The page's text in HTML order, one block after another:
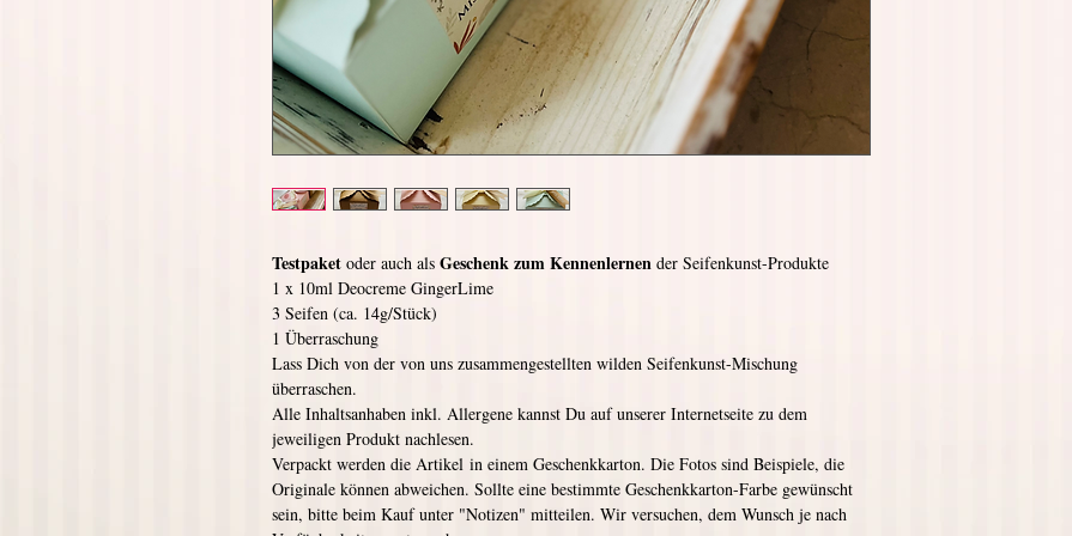
Testpaket oder auch als Geschenk zum Kennenlernen der Seifenkunst-Produkte
1 x 10ml Deocreme GingerLime
3 Seifen (ca. 14g/Stück)
1 Überraschung
Lass Dich von der von uns zusammengestellten wilden Seifenkunst-Mischung
überraschen.
Alle Inhaltsanhaben inkl. Allergene kannst Du auf unserer Internetseite zu dem
jeweiligen Produkt nachlesen.
Verpackt werden die Artikel in einem Geschenkkarton. Die Fotos sind Beispiele, die
Originale können abweichen. Sollte eine bestimmte Geschenkkarton-Farbe gewünscht
sein, bitte beim Kauf unter "Notizen" mitteilen. Wir versuchen, dem Wunsch je nach